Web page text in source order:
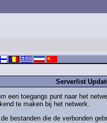
Serverlist
een toegangs punt naar het
te maken bij het netwerk.
bestanden die de verbonden